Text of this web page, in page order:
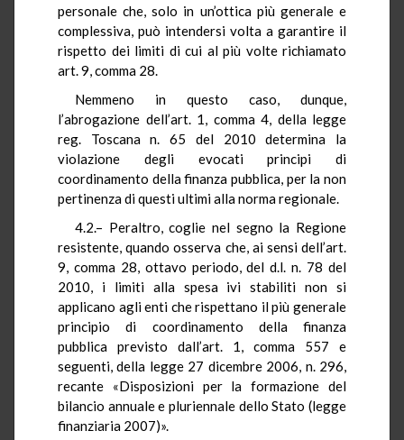
personale che, solo in un’ottica più generale e
complessiva, può intendersi volta a garantire il
rispetto dei limiti di cui al più volte richiamato
art. 9, comma 28.
Nemmeno in questo caso, dunque,
l’abrogazione dell’art. 1, comma 4, della legge
reg. Toscana n. 65 del 2010 determina la
violazione degli evocati principi di
coordinamento della finanza pubblica, per la non
pertinenza di questi ultimi alla norma regionale.
4.2.– Peraltro, coglie nel segno la Regione
resistente, quando osserva che, ai sensi dell’art.
9, comma 28, ottavo periodo, del d.l. n. 78 del
2010, i limiti alla spesa ivi stabiliti non si
applicano agli enti che rispettano il più generale
principio di coordinamento della finanza
pubblica previsto dall’art. 1, comma 557 e
seguenti, della legge 27 dicembre 2006, n. 296,
recante «Disposizioni per la formazione del
bilancio annuale e pluriennale dello Stato (legge
finanziaria 2007)».